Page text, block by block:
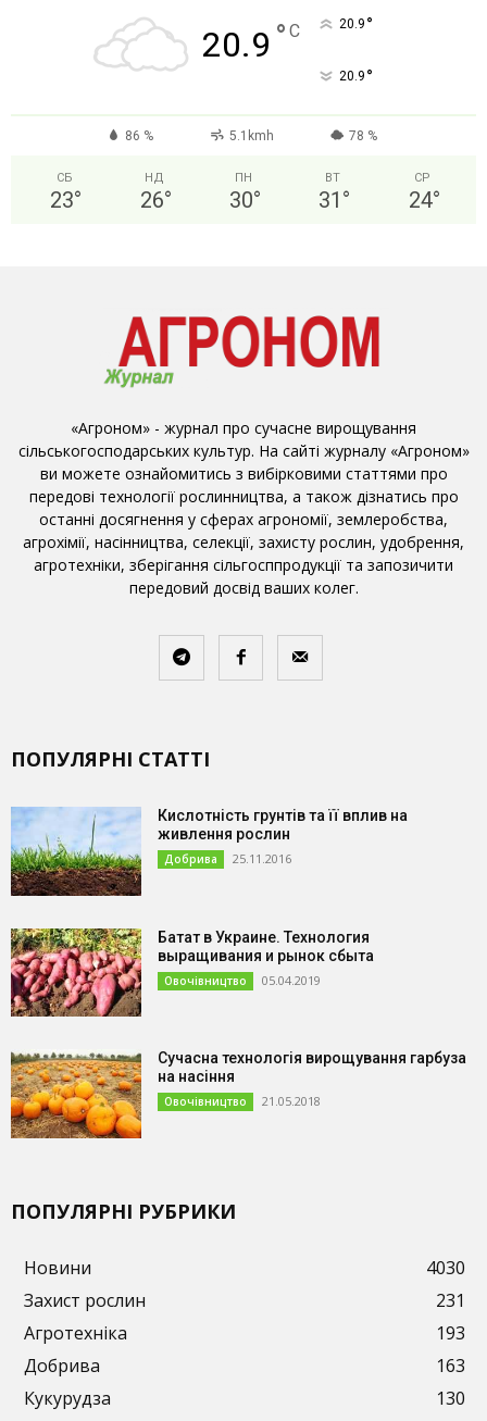
20.9 ° C 20.9 °
20.9 °
86 % 5.1kmh 78 %
СБ
23°
НД
26°
ПН
30°
ВТ
31 °
СР
24°
«Агроном» - журнал про сучасне вирощування
сільськогосподарських культур. На сайті журналу «Агроном»
ви можете ознайомитись з вибірковими статтями про
передові технології рослинництва, а також дізнатись про
останні досягнення у сферах агрономії, землеробства,
агрохімії, насінництва, селекції, захисту рослин, удобрення,
агротехніки, зберігання сільгосппродукції та запозичити
передовий досвід ваших колег.
ПОПУЛЯРНІ СТАТТІ
Кислотність грунтів та її вплив на
живлення рослин
Добрива 25.11.2016
Батат в Украине. Технология
выращивания и рынок сбыта
Овочівництво 05.04.2019
Сучасна технологія вирощування гарбуза
на насіння
Овочівництво 21.05.2018
ПОПУЛЯРНІ РУБРИКИ
Новини
4030
Захист рослин
231
Агротехніка
193
Добрива
163
Кукурудза
130